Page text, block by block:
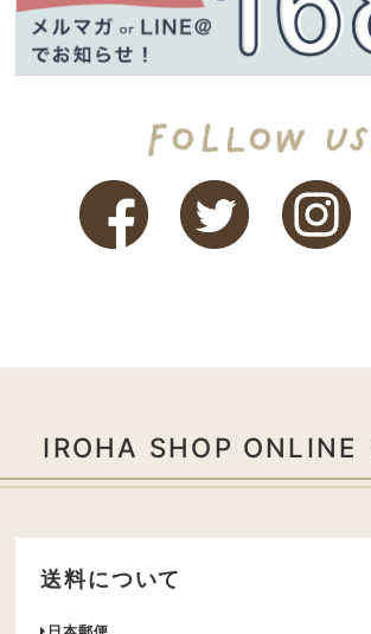
IROHA SHOP ONLINE
送料について